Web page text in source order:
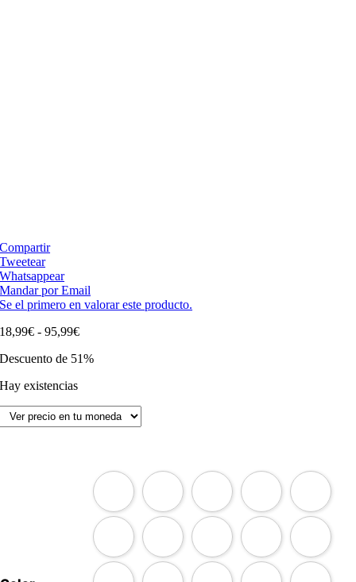
Compartir
Tweetear
Whatsappear
Mandar por Email
Se el primero en valorar este producto.
18,99€ - 95,99€Rango
precios:
95,99€
Descuento de 51%
Hay existencias